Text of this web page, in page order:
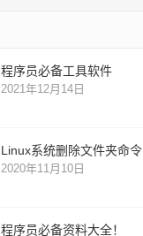
程序员必备工具软件
2021年12月14日
Linux系统删除文件夹命令
2020年11月10日
程序员必备资料大全！